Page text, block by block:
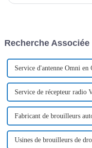
d'amplificateurs de puissance,
Recherche Associée
Service d'antenne Omni en
Service de récepteur radio
Fabricant de brouilleurs
Usines de brouilleurs de